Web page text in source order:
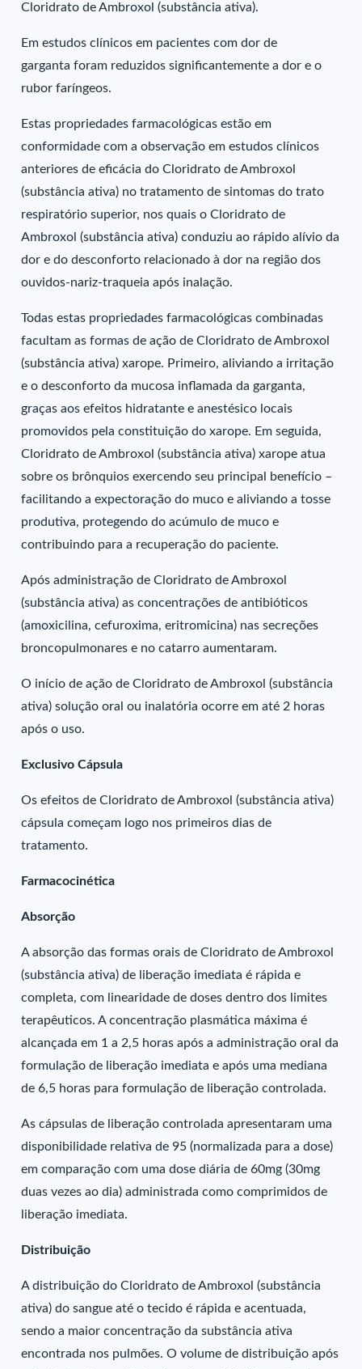
Cloridrato de Ambroxol (substância ativa).
Em estudos clínicos em pacientes com dor de
garganta foram reduzidos significantemente a dor e o
rubor faríngeos.
Estas propriedades farmacológicas estão em
conformidade com a observação em estudos clínicos
anteriores de eficácia do Cloridrato de Ambroxol
(substância ativa) no tratamento de sintomas do trato
respiratório superior, nos quais o Cloridrato de
Ambroxol (substância ativa) conduziu ao rápido alívio da
dor e do desconforto relacionado à dor na região dos
ouvidos-nariz-traqueia após inalação.
Todas estas propriedades farmacológicas combinadas
facultam as formas de ação de Cloridrato de Ambroxol
(substância ativa) xarope. Primeiro, aliviando a irritação
e o desconforto da mucosa inflamada da garganta,
graças aos efeitos hidratante e anestésico locais
promovidos pela constituição do xarope. Em seguida,
Cloridrato de Ambroxol (substância ativa) xarope atua
sobre os brônquios exercendo seu principal benefício –
facilitando a expectoração do muco e aliviando a tosse
produtiva, protegendo do acúmulo de muco e
contribuindo para a recuperação do paciente.
Após administração de Cloridrato de Ambroxol
(substância ativa) as concentrações de antibióticos
(amoxicilina, cefuroxima, eritromicina) nas secreções
broncopulmonares e no catarro aumentaram.
O início de ação de Cloridrato de Ambroxol (substância
ativa) solução oral ou inalatória ocorre em até 2 horas
após o uso.
Exclusivo Cápsula
Os efeitos de Cloridrato de Ambroxol (substância ativa)
cápsula começam logo nos primeiros dias de
tratamento.
Farmacocinética
Absorção
A absorção das formas orais de Cloridrato de Ambroxol
(substância ativa) de liberação imediata é rápida e
completa, com linearidade de doses dentro dos limites
terapêuticos. A concentração plasmática máxima é
alcançada em 1 a 2,5 horas após a administração oral da
formulação de liberação imediata e após uma mediana
de 6,5 horas para formulação de liberação controlada.
As cápsulas de liberação controlada apresentaram uma
disponibilidade relativa de 95 (normalizada para a dose)
em comparação com uma dose diária de 60mg (30mg
duas vezes ao dia) administrada como comprimidos de
liberação imediata.
Distribuição
A distribuição do Cloridrato de Ambroxol (substância
ativa) do sangue até o tecido é rápida e acentuada,
sendo a maior concentração da substância ativa
encontrada nos pulmões. O volume de distribuição após